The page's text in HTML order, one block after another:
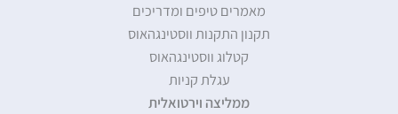
מאמרים טיפים ומדריכים
תקנון התקנות ווסטינגהאוס
קטלוג ווסטינגהאוס
עגלת קניות
ממליצה וירטואלית